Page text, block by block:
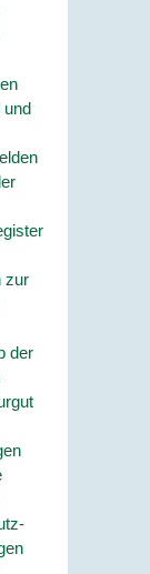
und
zur
der